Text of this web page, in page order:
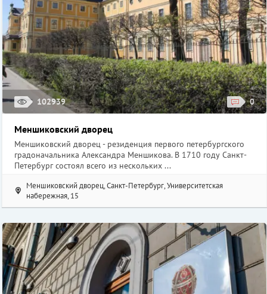
102939 0
Меншиковский дворец
Меншиковский дворец - резиденция первого петербургского
градоначальника Александра Меншикова. В 1710 году Санкт-
Петербург состоял всего из нескольких ...
Меншиковский дворец, Санкт-Петербург, Университетская
набережная, 15